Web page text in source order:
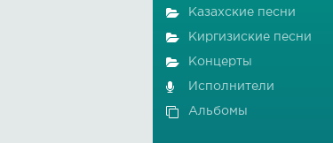
Казахские песни
Киргизиские песни
Концерты
Исполнители
Альбомы